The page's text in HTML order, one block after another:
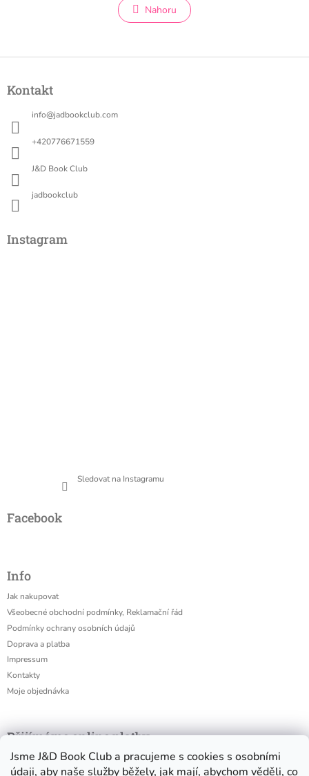
Jsme J&D Book Club a pracujeme s cookies s osobními
údaji, aby naše služby běžely, jak mají, abychom věděli, co
v
l
a
n
k
á
Nahoru
pKontakt
info@jadbookclub.com
+420776671559
J&D Book Club
jadbookclub
Instagram
Sledovat na Instagramu
Facebook
Info
Jak nakupovat
Všeobecné obchodní podmínky, Reklamační řád
Podmínky ochrany osobních údajů
Doprava a platba
Impressum
Kontakty
Moje objednávka
Přijímáme online platby